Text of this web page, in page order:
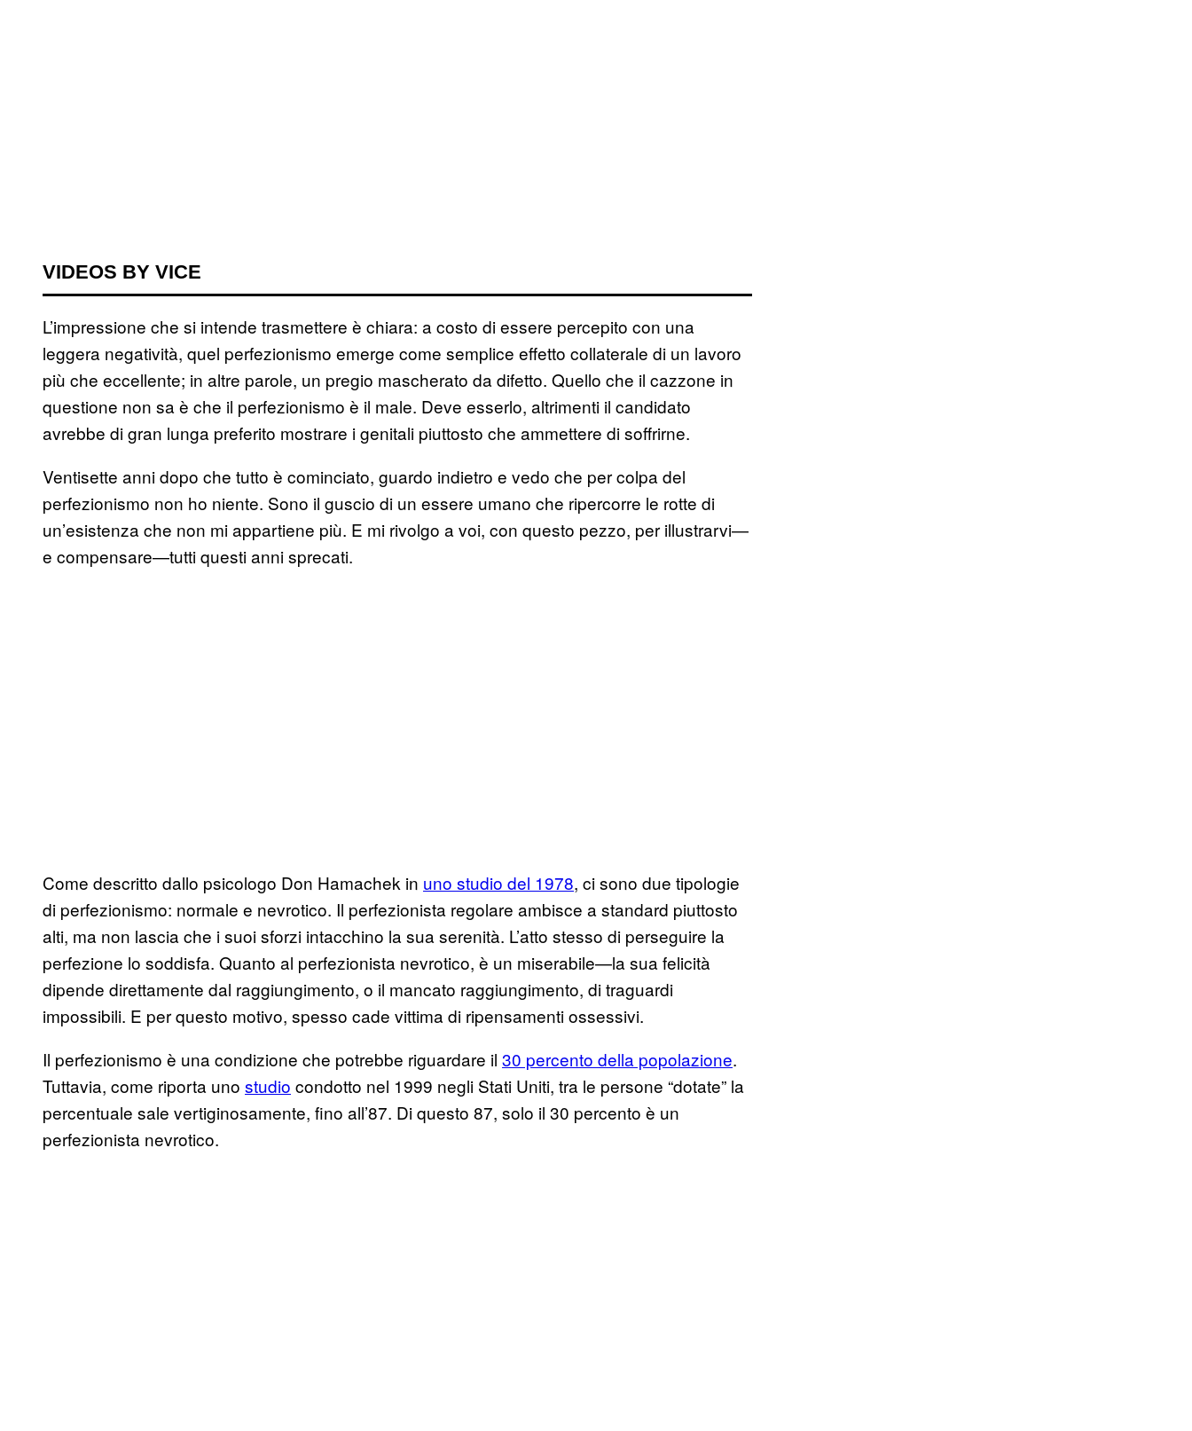
VIDEOS BY VICE
L’impressione che si intende trasmettere è chiara: a costo di essere percepito con una
leggera negatività, quel perfezionismo emerge come semplice effetto collaterale di un lavoro
più che eccellente; in altre parole, un pregio mascherato da difetto. Quello che il cazzone in
questione non sa è che il perfezionismo è il male. Deve esserlo, altrimenti il candidato
avrebbe di gran lunga preferito mostrare i genitali piuttosto che ammettere di soffrirne.
Ventisette anni dopo che tutto è cominciato, guardo indietro e vedo che per colpa del
perfezionismo non ho niente. Sono il guscio di un essere umano che ripercorre le rotte di
un’esistenza che non mi appartiene più. E mi rivolgo a voi, con questo pezzo, per illustrarvi—
e compensare—tutti questi anni sprecati.
Come descritto dallo psicologo Don Hamachek in uno studio del 1978, ci sono due tipologie
di perfezionismo: normale e nevrotico. Il perfezionista regolare ambisce a standard piuttosto
alti, ma non lascia che i suoi sforzi intacchino la sua serenità. L’atto stesso di perseguire la
perfezione lo soddisfa. Quanto al perfezionista nevrotico, è un miserabile—la sua felicità
dipende direttamente dal raggiungimento, o il mancato raggiungimento, di traguardi
impossibili. E per questo motivo, spesso cade vittima di ripensamenti ossessivi.
Il perfezionismo è una condizione che potrebbe riguardare il 30 percento della popolazione.
Tuttavia, come riporta uno studio condotto nel 1999 negli Stati Uniti, tra le persone “dotate” la
percentuale sale vertiginosamente, fino all’87. Di questo 87, solo il 30 percento è un
perfezionista nevrotico.